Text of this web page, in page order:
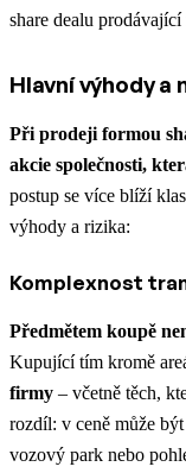
share dealu
Hlavní výhody a
Při prodeji formou
akcie společnosti,
postup se více blíží
výhody a rizika:
Komplexnost
Předmětem koupě
Kupující tím kromě
firmy – včetně těch,
rozdíl: v ceně může
vozový park nebo